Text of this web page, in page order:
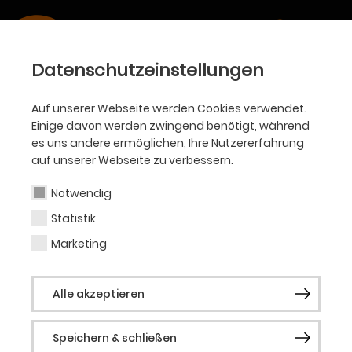
Datenschutzeinstellungen
Auf unserer Webseite werden Cookies verwendet.
Einige davon werden zwingend benötigt, während
es uns andere ermöglichen, Ihre Nutzererfahrung
auf unserer Webseite zu verbessern.
Notwendig
Statistik
Marketing
Alle akzeptieren
Speichern & schließen
Fellow Friday: Merging
Entities (ArtesMobiles)
Merging Entities – Den multimedialen Raum als
handlungsbeeinflussenden Akteur begreifen